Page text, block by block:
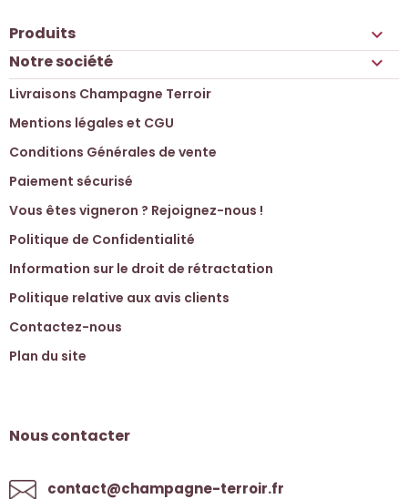
Produits 
Notre société 
Livraisons Champagne Terroir
Mentions légales et CGU
Conditions Générales de vente
Paiement sécurisé
Vous êtes vigneron ? Rejoignez-nous !
Politique de Confidentialité
Information sur le droit de rétractation
Politique relative aux avis clients
Contactez-nous
Plan du site
Nous contacter
contact@champagne-terroir.fr